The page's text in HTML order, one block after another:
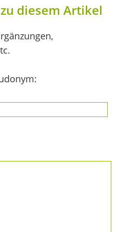
diesem Artikel